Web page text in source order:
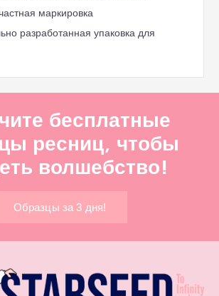
маркировка
разработанная упаковка для
бесплатные
ресниц, чтобы
волшебство!
Образцы за 3 дня!